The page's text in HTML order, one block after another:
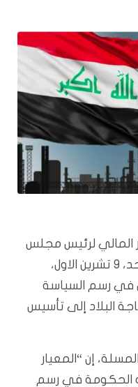
المالي لرئيس مجلس
الوزراء، مظهر محمد صالح، الأحد، 9 تشرين الاول،
في رسم السياسة
البلاد إلى تأسيس
إن “المعيار
الحكومة في رسم